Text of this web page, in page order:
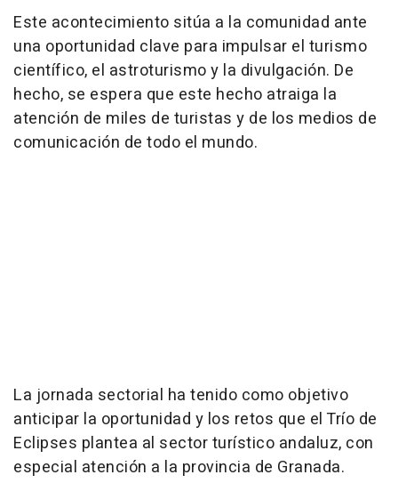
Este acontecimiento sitúa a la comunidad ante
una oportunidad clave para impulsar el turismo
científico, el astroturismo y la divulgación. De
hecho, se espera que este hecho atraiga la
atención de miles de turistas y de los medios de
comunicación de todo el mundo.
La jornada sectorial ha tenido como objetivo
anticipar la oportunidad y los retos que el Trío de
Eclipses plantea al sector turístico andaluz, con
especial atención a la provincia de Granada.